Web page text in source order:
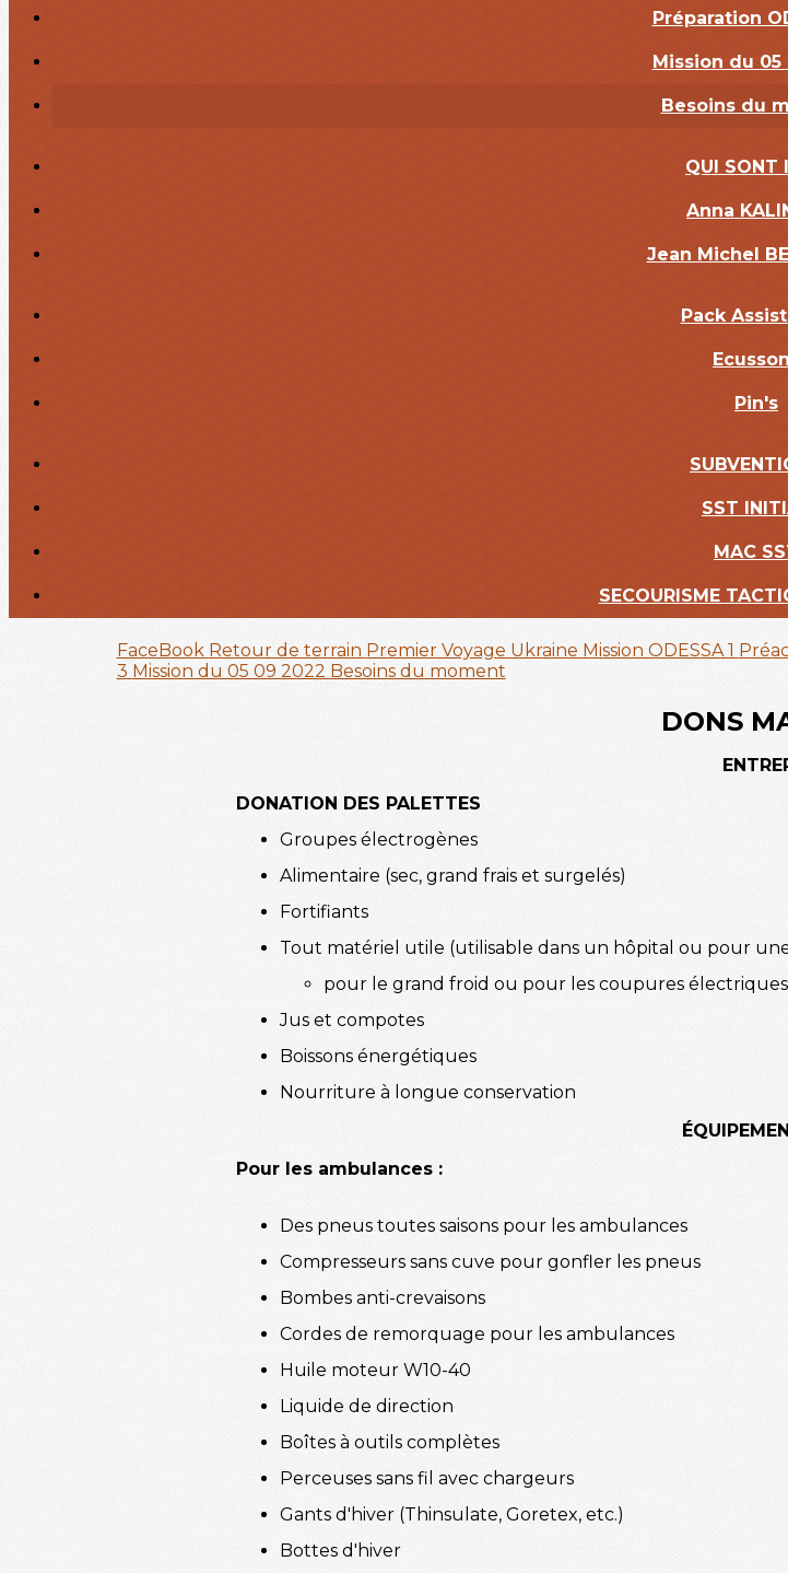
Préparation
Mission du 05
Besoins du
QUI SONT
Anna
Jean Michel
Pack
Pin's
SST
MAC
SECOURISME
FaceBook Retour de terrain Premier Voyage Ukraine Mission ODESSA 1
3 Mission du 05 09 2022 Besoins du moment
DONS
DONATION DES PALETTES
Groupes électrogènes
Alimentaire (sec, grand frais et surgelés)
Fortifiants
Tout matériel utile (utilisable dans un hôpital ou pour
pour le grand froid ou pour les coupures
Jus et compotes
Boissons énergétiques
Nourriture à longue conservation
Pour les ambulances :
Des pneus toutes saisons pour les ambulances
Compresseurs sans cuve pour gonfler les pneus
Bombes anti-crevaisons
Cordes de remorquage pour les ambulances
Huile moteur W10-40
Liquide de direction
Boîtes à outils complètes
Perceuses sans fil avec chargeurs
Gants d'hiver (Thinsulate, Goretex, etc.)
Bottes d'hiver